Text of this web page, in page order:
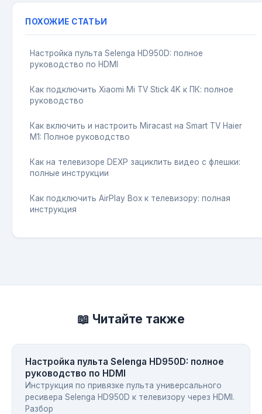
ПОХОЖИЕ СТАТЬИ
Настройка пульта Selenga HD950D: полное
руководство по HDMI
Как подключить Xiaomi Mi TV Stick 4K к ПК: полное
руководство
Как включить и настроить Miracast на Smart TV Haier
M1: Полное руководство
Как на телевизоре DEXP зациклить видео с флешки:
полные инструкции
Как подключить AirPlay Box к телевизору: полная
инструкция
📖 Читайте также
Настройка пульта Selenga HD950D: полное
руководство по HDMI
Инструкция по привязке пульта универсального
ресивера Selenga HD950D к телевизору через HDMI.
Разбор